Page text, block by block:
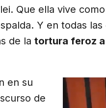
Que ella vive
Y en todas
de la tortura feroz a
en su
de